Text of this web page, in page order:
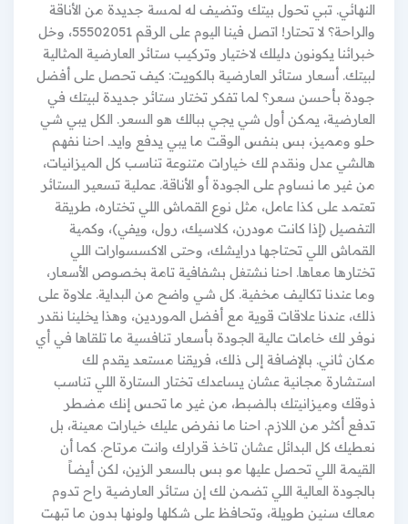
النهائي. تبي تحول بيتك وتضيف له لمسة جديدة من الأناقة
والراحة؟ لا تحتار! اتصل فينا اليوم على الرقم 55502051، وخل
خبرائنا يكونون دليلك لاختيار وتركيب ستائر العارضية المثالية
لبيتك. أسعار ستائر العارضية بالكويت: كيف تحصل على أفضل
جودة بأحسن سعر؟ لما تفكر تختار ستائر جديدة لبيتك في
العارضية، يمكن أول شي يجي ببالك هو السعر. الكل يبي شي
حلو ومميز، بس بنفس الوقت ما يبي يدفع وايد. احنا نفهم
هالشي عدل ونقدم لك خيارات متنوعة تناسب كل الميزانيات،
من غير ما نساوم على الجودة أو الأناقة. عملية تسعير الستائر
تعتمد على كذا عامل، مثل نوع القماش اللي تختاره، طريقة
التفصيل (إذا كانت مودرن، كلاسيك، رول، ويفي)، وكمية
القماش اللي تحتاجها درايشك، وحتى الاكسسوارات اللي
تختارها معاها. احنا نشتغل بشفافية تامة بخصوص الأسعار،
وما عندنا تكاليف مخفية. كل شي واضح من البداية. علاوة على
ذلك، عندنا علاقات قوية مع أفضل الموردين، وهذا يخلينا نقدر
نوفر لك خامات عالية الجودة بأسعار تنافسية ما تلقاها في أي
مكان ثاني. بالإضافة إلى ذلك، فريقنا مستعد يقدم لك
استشارة مجانية عشان يساعدك تختار الستارة اللي تناسب
ذوقك وميزانيتك بالضبط، من غير ما تحس إنك مضطر
تدفع أكثر من اللازم. احنا ما نفرض عليك خيارات معينة، بل
نعطيك كل البدائل عشان تاخذ قرارك وانت مرتاح. كما أن
القيمة اللي تحصل عليها مو بس بالسعر الزين، لكن أيضاً
بالجودة العالية اللي تضمن لك إن ستائر العارضية راح تدوم
معاك سنين طويلة، وتحافظ على شكلها ولونها بدون ما تبهت